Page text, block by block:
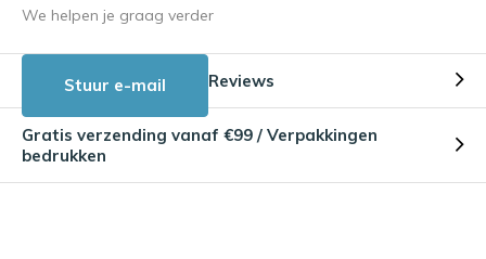
We helpen je graag verder
Stuur e-mail Reviews
Gratis verzending vanaf €99 / Verpakkingen
bedrukken